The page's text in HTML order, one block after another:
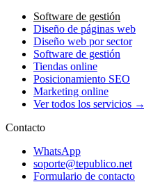
Software de gestión
Diseño de páginas web
Diseño web por sector
Software de gestión
Tiendas online
Posicionamiento SEO
Marketing online
Ver todos los servicios →
Contacto
WhatsApp
soporte@tepublico.net
Formulario de contacto